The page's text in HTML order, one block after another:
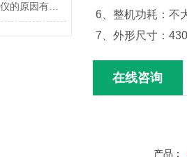
6、整机功耗：不
7、外形尺寸：
在线咨询
产品：
使用原油含水快速测定仪的原因有哪些？